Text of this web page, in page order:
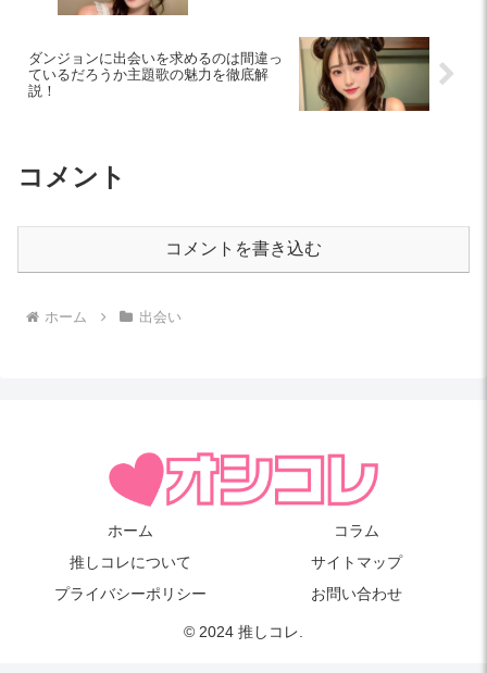
ダンジョンに出会いを求めるのは間違っ
ているだろうか主題歌の魅力を徹底解
説！
コメント
コメントを書き込む
ホーム 出会い
ホーム
コラム
推しコレについて
サイトマップ
プライバシーポリシー
お問い合わせ
© 2024 推しコレ.